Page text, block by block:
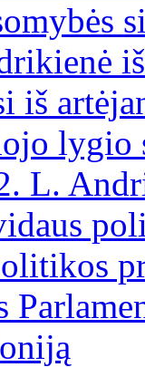
iš
lygio
L.